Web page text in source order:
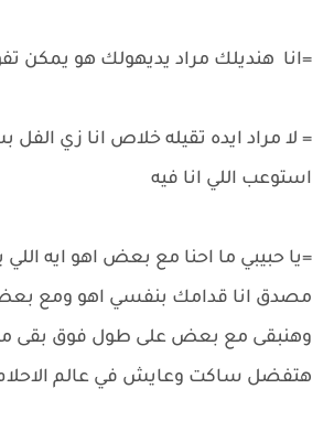
=انا هنديلك مراد يديهولك هو يمكن
= لا مراد ايده تقيله خلاص انا زي
استوعب اللي انا فيه
=يا حبيبي ما احنا مع بعض اهو ايه
مصدق انا قدامك بنفسي اهو ومع
وهنبقى مع بعض على طول فوق بقى
هتفضل ساكت وعايش في عالم